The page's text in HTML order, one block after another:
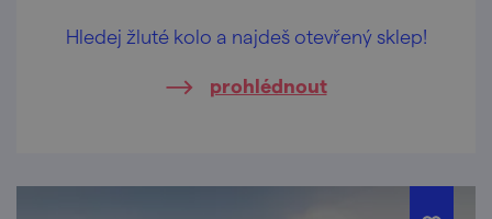
Hledej žluté kolo a najdeš otevřený sklep!
prohlédnout